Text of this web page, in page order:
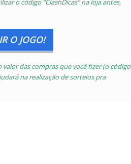
o código “ClashDicas” na loja antes,
O JOGO!
das compras que você fizer(o código
na realização de sorteios pra